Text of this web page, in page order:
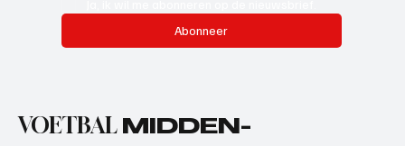
Abonneer
VOETBAL MIDDEN-